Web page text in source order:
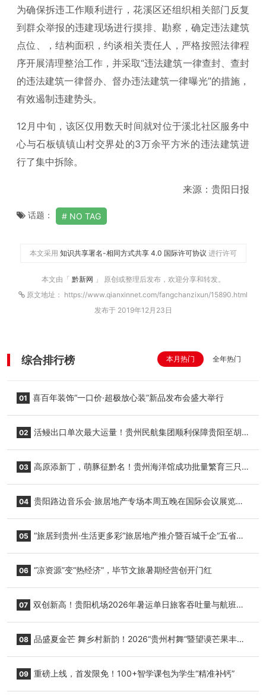
为确保拆违工作顺利进行，花溪区还组织相关部门反复
到群众举报的违建现场进行摸排、勘察，确定违法建筑
点位、，结构面积，约谈相关责任人，严格按照法律程
序开展清理整治工作，并采取“违法建筑一律查封、查封
的违法建筑一律督办、督办违法建筑一律曝光”的措施，
有效遏制违建势头。
12月中旬，该区仅用数天时间就对位于溪北社区服务中
心与石板镇镇山村交界处的3万余平方米的违法建筑进
行了集中拆除。
来源：贵阳日报
话题： NO TAG
本文采用 知识共享署名-相同方式共享 4.0 国际许可协议 进行许可
本文由「 黔新网 」 原创或整理后发布，欢迎分享和转发。
原文地址： https://www.qianxinnet.com/fangchanzixun/15890.html
发布于 2019年12月23日
综合排行榜 本月热门 全年热门
01 喜百年装饰“一口价·超极放心装”新品发布会盛大举行
02 活鳗出口单次最大运量！贵州民航集团顺利保障贵阳至胡
03 高原添新丁，萌豚征黔名！贵州海洋馆成功批量繁育三只
04 贵阳路边音乐会·旅居地产专场本周五晚在国际会议展览中
05 “旅居到贵州·生活更多彩”旅居地产推介暨百城千企“五省
06 “凉资源”变“热经济”，毕节文旅暑期经营创开门红
07 双创新高！贵阳机场2026年暑运单日旅客吞吐量与航班起
08 品盛夏金芒 舞乡村新韵！2026“贵州村舞”暨望谟芒果丰收
09 重磅上线，首发限免！100+智学课包为学生“精准补钙”